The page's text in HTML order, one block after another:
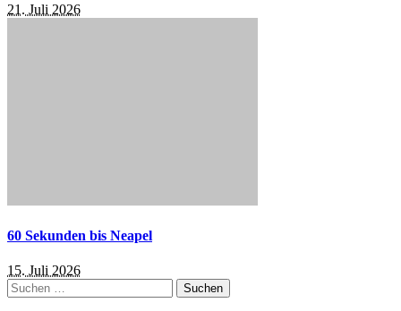
21. Juli 2026
60 Sekunden bis Neapel
15. Juli 2026
Suchen
nach: